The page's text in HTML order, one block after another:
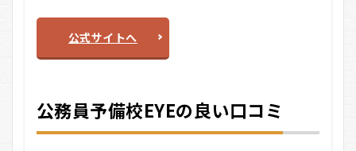
す
る
な
い
人
公式サイトへ
公務員予備校EYEの良い口コミ